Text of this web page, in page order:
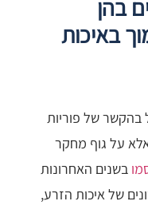
4 דרכים בהן
באיכות
בהקשר של פוריות
על גוף מחקר
בשנים האחרונות
של איכות הזרע,